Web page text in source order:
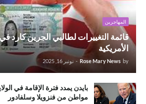
المهاجرين
قائمة التغييرات لطالبي الجرين كارد
الأمريكية
by
Rose Mary News
- نونبر 16, 2025
مواطن من فنزويلا وسلفادور